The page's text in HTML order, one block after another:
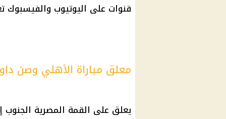
قنوات على اليوتيوب
معلق مباراة الأهلي وصن
يعلق على القمة المصرية